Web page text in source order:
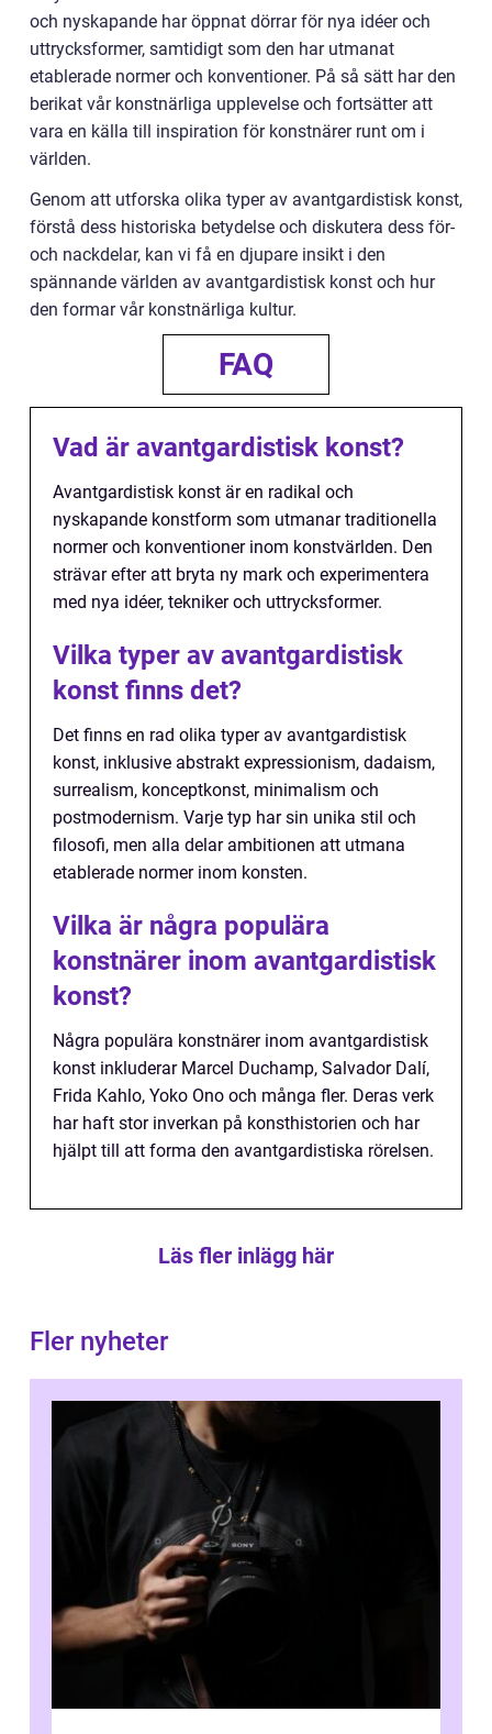
och nyskapande har öppnat dörrar för nya idéer och
uttrycksformer, samtidigt som den har utmanat
etablerade normer och konventioner. På så sätt har den
berikat vår konstnärliga upplevelse och fortsätter att
vara en källa till inspiration för konstnärer runt om i
världen.
Genom att utforska olika typer av avantgardistisk konst,
förstå dess historiska betydelse och diskutera dess för-
och nackdelar, kan vi få en djupare insikt i den
spännande världen av avantgardistisk konst och hur
den formar vår konstnärliga kultur.
FAQ
Vad är avantgardistisk konst?
Avantgardistisk konst är en radikal och
nyskapande konstform som utmanar traditionella
normer och konventioner inom konstvärlden. Den
strävar efter att bryta ny mark och experimentera
med nya idéer, tekniker och uttrycksformer.
Vilka typer av avantgardistisk
konst finns det?
Det finns en rad olika typer av avantgardistisk
konst, inklusive abstrakt expressionism, dadaism,
surrealism, konceptkonst, minimalism och
postmodernism. Varje typ har sin unika stil och
filosofi, men alla delar ambitionen att utmana
etablerade normer inom konsten.
Vilka är några populära
konstnärer inom avantgardistisk
konst?
Några populära konstnärer inom avantgardistisk
konst inkluderar Marcel Duchamp, Salvador Dalí,
Frida Kahlo, Yoko Ono och många fler. Deras verk
har haft stor inverkan på konsthistorien och har
hjälpt till att forma den avantgardistiska rörelsen.
Läs fler inlägg här
Fler nyheter